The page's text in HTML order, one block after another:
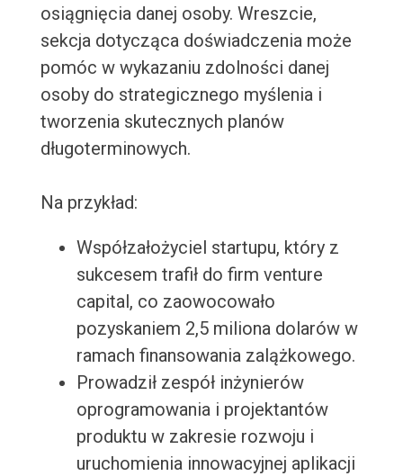
osiągnięcia danej osoby. Wreszcie,
sekcja dotycząca doświadczenia może
pomóc w wykazaniu zdolności danej
osoby do strategicznego myślenia i
tworzenia skutecznych planów
długoterminowych.
Na przykład:
Współzałożyciel startupu, który z
sukcesem trafił do firm venture
capital, co zaowocowało
pozyskaniem 2,5 miliona dolarów w
ramach finansowania zalążkowego.
Prowadził zespół inżynierów
oprogramowania i projektantów
produktu w zakresie rozwoju i
uruchomienia innowacyjnej aplikacji